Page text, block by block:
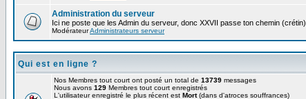
Administration du serveur
Ici ne poste que les Admin du serveur, donc XXVII passe ton chemin (crétin)
ModérateurAdministrateurs serveur
Qui est en ligne ?
Nos Membres tout court ont posté un total de 13739 messages
Nous avons 129 Membres tout court enregistrés
L'utilisateur enregistré le plus récent est Mort(dans d'atroces souffrances)